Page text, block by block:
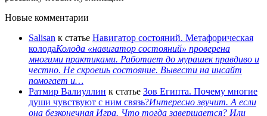
Новые комментарии
Salisan к статье Навигатор состояний. Метафорическая
колодаКолода «навигатор состояний» проверена
многими практиками. Работает до мурашек правдиво и
честно. Не скроешь состояние. Вывести на инсайт
помогает и…
Ратмир Валиуллин к статье Зов Египта. Почему многие
души чувствуют с ним связь?Интересно звучит. А если
она безконечная Игра. Что тогда завершается? Или